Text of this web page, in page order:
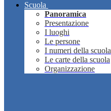
Scuola
Panoramica
Presentazione
I luoghi
Le persone
I numeri della scuola
Le carte della scuola
Organizzazione